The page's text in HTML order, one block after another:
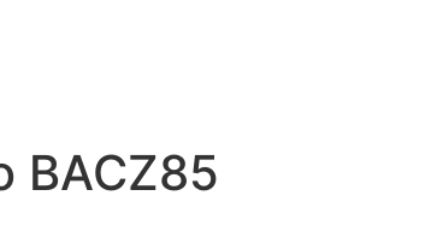
BACZ85